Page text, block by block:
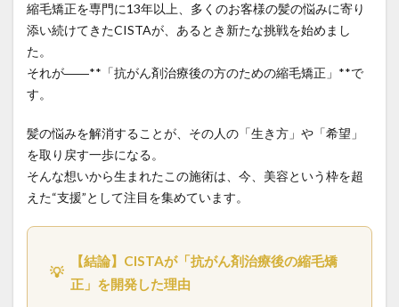
縮毛矯正を専門に13年以上、多くのお客様の髪の悩みに寄り
添い続けてきたCISTAが、あるとき新たな挑戦を始めまし
た。
それが――**「抗がん剤治療後の方のための縮毛矯正」**で
す。
髪の悩みを解消することが、その人の「生き方」や「希望」
を取り戻す一歩になる。
そんな想いから生まれたこの施術は、今、美容という枠を超
えた“支援”として注目を集めています。
💡
【結論】CISTAが「抗がん剤治療後の縮毛矯
正」を開発した理由
お知らせ
がん治療
くせ毛を活かす
ケアストレート
ケモカール
サバイバーの物語
サロンの滞在時間
サロン運営
タイムライン
どうすれば？
トップピース活用
なぜ？
ピクシーカット
ビビリ毛の原因
プレス圧とステム
ヘアアイロンのダメージ
ヘアカラー
ホホバオイルの沸点
ホルモンバランス
まとめサイトの裏側
マンツーマン施術